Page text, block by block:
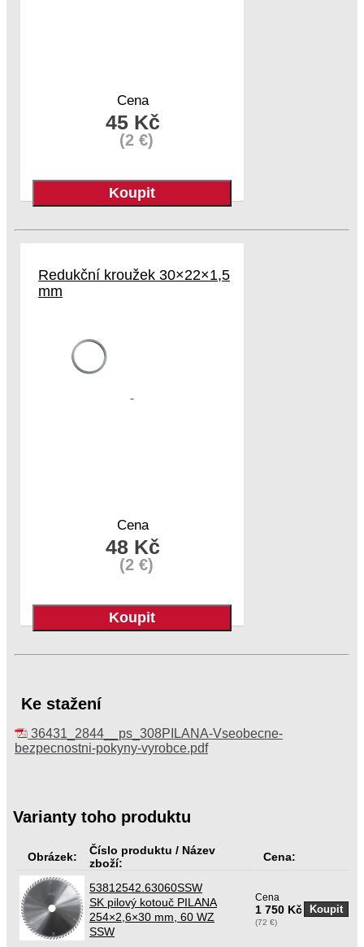
Cena
45 Kč
(2 €)
Redukční kroužek 30×22×1,5
mm
Cena
48 Kč
(2 €)
Ke stažení
36431_2844__ps_308PILANA-Vseobecne-
bezpecnostni-pokyny-vyrobce.pdf
Varianty toho produktu
Obrázek:
Číslo produktu / Název
zboží:
Cena:
53812542.63060SSW
SK pilový kotouč PILANA
254×2,6×30 mm, 60 WZ
SSW
Cena
1 750 Kč
(72 €)